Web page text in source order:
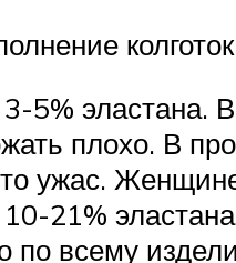
5% эластана.
плохо. В
ужас.
21%
всему